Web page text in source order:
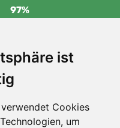
ist
Cookies
um
97%
über 80 EUR
Rückgabe
innerhalb von 90 Tagen